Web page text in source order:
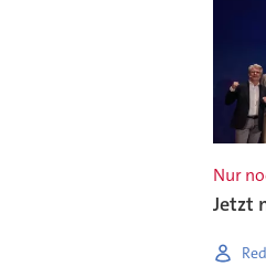
Nur
Jetzt